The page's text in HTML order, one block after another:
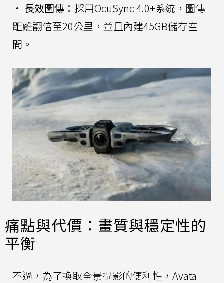
• 長效圖傳： 採用OcuSync 4.0+系統，圖傳
距離翻倍至20公里，並且內建45GB儲存空
間。
痛點與代價：畫質與穩定性的
平衡
不過，為了換取全景攝影的便利性，Avata